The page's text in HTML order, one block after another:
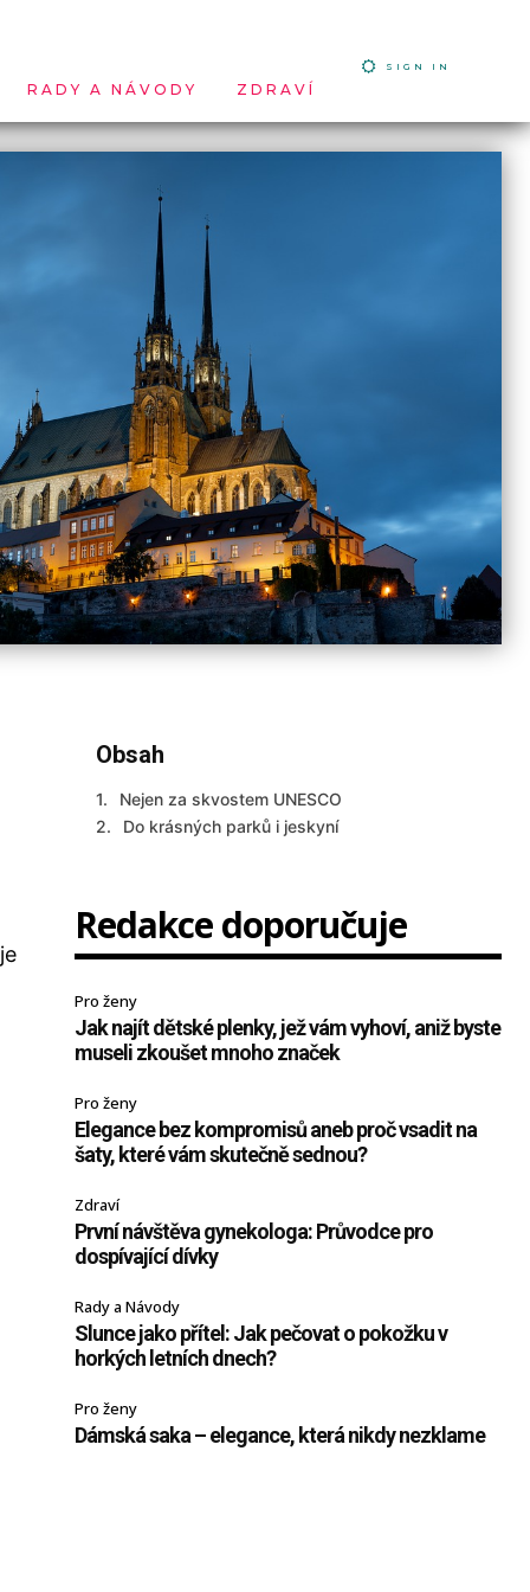
RADY A NÁVODY ZDRAVÍ
SIGN IN
Obsah
Nejen za skvostem UNESCO
Do krásných parků i jeskyní
Redakce doporučuje
Pro ženy
Jak najít dětské plenky, jež vám vyhoví, aniž byste
museli zkoušet mnoho značek
Pro ženy
Elegance bez kompromisů aneb proč vsadit na
šaty, které vám skutečně sednou?
Zdraví
První návštěva gynekologa: Průvodce pro
dospívající dívky
Rady a Návody
Slunce jako přítel: Jak pečovat o pokožku v
horkých letních dnech?
Pro ženy
Dámská saka – elegance, která nikdy nezklame